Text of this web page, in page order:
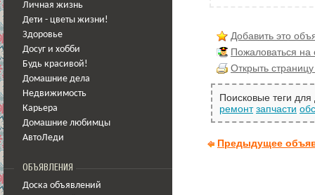
Личная жизнь
Дети - цветы жизни!
Здоровье
Досуг и хобби
Будь красивой!
Домашние дела
Недвижимость
Карьера
Домашние любимцы
АвтоЛеди
ОБЪЯВЛЕНИЯ
Доска объявлений
Добавить это
Пожаловаться
Открыть
Поисковые теги
ремонт запчасти
Предыдущее